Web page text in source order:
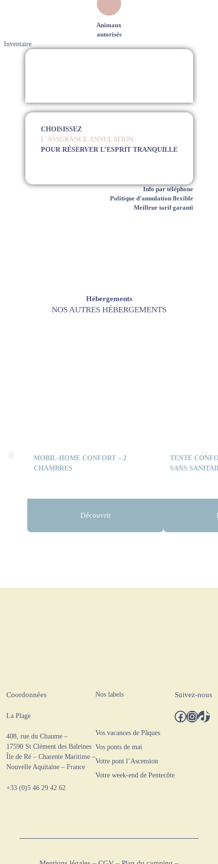
Animaux
autorisés
Inventaire
CHOISISSEZ
L’ASSURANCE ANNULATION
POUR RÉSERVER L’ESPRIT TRANQUILLE
Info par téléphone
Politique d’annulation flexible
Meilleur tarif garanti
Hébergements
NOS AUTRES HÉBERGEMENTS
MOBIL-HOME CONFORT – 2
CHAMBRES
Découvrir
TENTE
SANS
Coordonnées
La Plage
408, rue du Chaume –
17590 St Clément des Baleines
Île de Ré – Charente Maritime –
Nouvelle Aquitaine – France
+33 (0)5 46 29 42 62
Nos labels
Vos vacances de Pâques
Vos ponts de mai
Votre pont l’Ascension
Votre week-end de Pentecôte
Suivez-nous
Facebook InstagramTikTok